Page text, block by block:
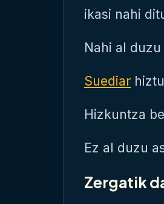
ikasi nahi
Nahi al
Suediar
Hizkuntza
Ez al duzu
Zergatik